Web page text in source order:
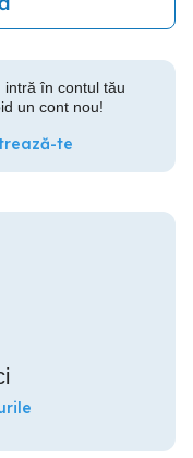
intră în contul tău
un cont nou!
te